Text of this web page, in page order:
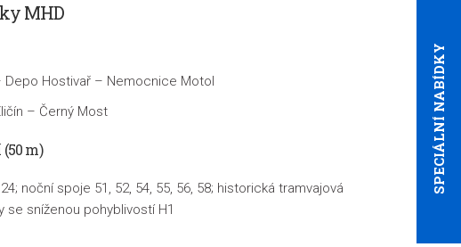
SPECIÁLNÍ NABÍDKY
MHD
Depo Hostivař – Nemocnice Motol
– Černý Most
m)
noční spoje 51, 52, 54, 55, 56, 58; historická tramvajová
se sníženou pohyblivostí H1